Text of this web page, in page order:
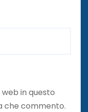
in questo
che commento.